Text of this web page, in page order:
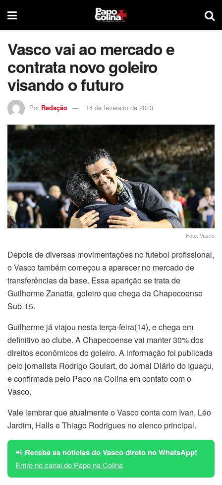
Vasco vai ao mercado e
contrata novo goleiro
visando o futuro
Por Redação 14 de fevereiro de 2023
Foto: Vasco
Depois de diversas movimentações no futebol profissional,
o Vasco também começou a aparecer no mercado de
transferências da base. Essa aparição se trata de
Guilherme Zanatta, goleiro que chega da Chapecoense
Sub-15.
Guilherme já viajou nesta terça-feira(14), e chega em
definitivo ao clube. A Chapecoense vai manter 30% dos
direitos econômicos do goleiro. A informação foi publicada
pelo jornalista Rodrigo Goulart, do Jornal Diário do Iguaçu,
e confirmada pelo Papo na Colina em contato com o
Vasco.
Vale lembrar que atualmente o Vasco conta com Ivan, Léo
Jardim, Halls e Thiago Rodrigues no elenco principal.
📲 Receba as notícias do Vasco direto no WhatsApp!
Entre no canal do Papo na Colina